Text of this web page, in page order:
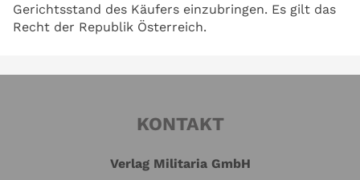
Gerichtsstand des Käufers einzubringen. Es gilt das
Recht der Republik Österreich.
KONTAKT
Verlag Militaria GmbH